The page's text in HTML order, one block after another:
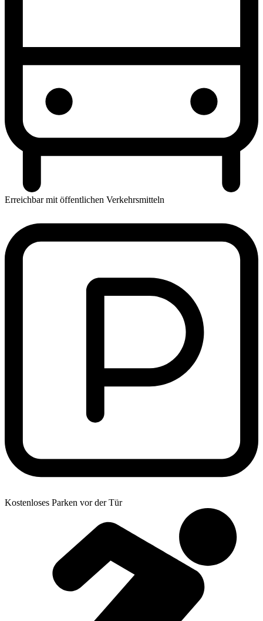
Erreichbar mit öffentlichen Verkehrsmitteln
Kostenloses Parken vor der Tür